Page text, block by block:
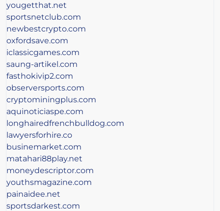
yougetthat.net
sportsnetclub.com
newbestcrypto.com
oxfordsave.com
iclassicgames.com
saung-artikel.com
fasthokivip2.com
observersports.com
cryptominingplus.com
aquinoticiaspe.com
longhairedfrenchbulldog.com
lawyersforhire.co
businemarket.com
matahari88play.net
moneydescriptor.com
youthsmagazine.com
painaidee.net
sportsdarkest.com